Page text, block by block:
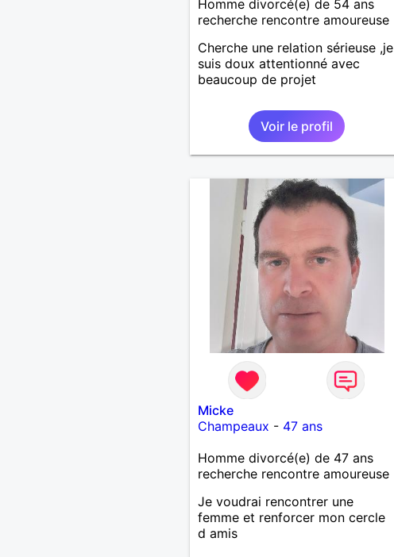
Homme divorcé(e) de 54 ans
recherche rencontre amoureuse
Cherche une relation sérieuse ,je
suis doux attentionné avec
beaucoup de projet
Voir le profil
Micke
Champeaux - 47 ans
Homme divorcé(e) de 47 ans
recherche rencontre amoureuse
Je voudrai rencontrer une
femme et renforcer mon cercle
d amis